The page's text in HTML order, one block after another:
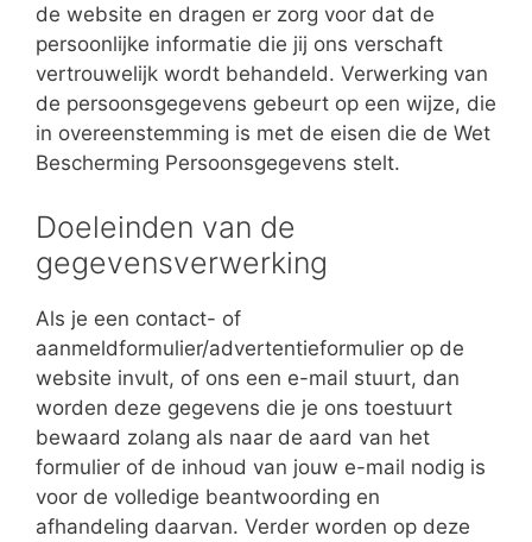
de website en dragen er zorg voor dat de
persoonlijke informatie die jij ons verschaft
vertrouwelijk wordt behandeld. Verwerking van
de persoonsgegevens gebeurt op een wijze, die
in overeenstemming is met de eisen die de Wet
Bescherming Persoonsgegevens stelt.
Doeleinden van de
gegevensverwerking
Als je een contact- of
aanmeldformulier/advertentieformulier op de
website invult, of ons een e-mail stuurt, dan
worden deze gegevens die je ons toestuurt
bewaard zolang als naar de aard van het
formulier of de inhoud van jouw e-mail nodig is
voor de volledige beantwoording en
afhandeling daarvan. Verder worden op deze